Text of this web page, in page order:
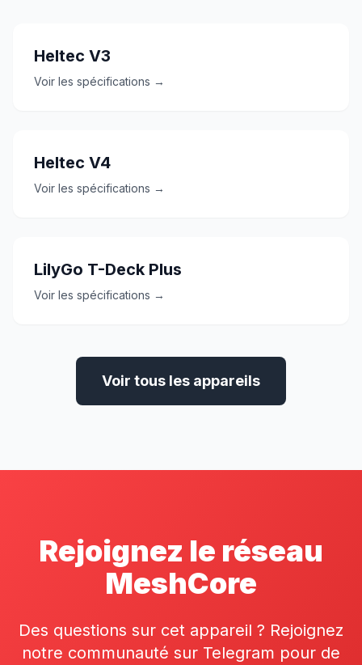
Heltec V3
Voir les spécifications →
Heltec V4
Voir les spécifications →
LilyGo T-Deck Plus
Voir les spécifications →
Voir tous les appareils
Rejoignez le réseau
MeshCore
Des questions sur cet appareil ? Rejoignez
notre communauté sur Telegram pour de